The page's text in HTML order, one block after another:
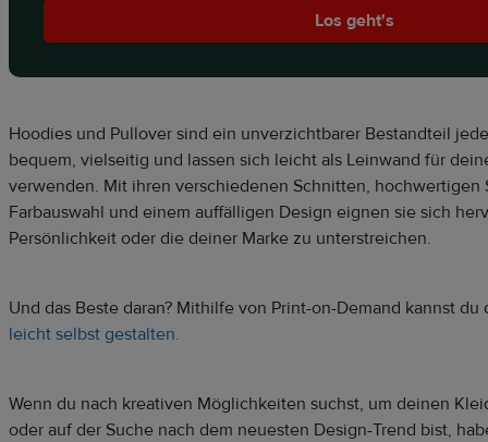
Los geht's
Hoodies und Pullover sind ein unverzichtbarer Bestandteil
bequem, vielseitig und lassen sich leicht als Leinwand für
verwenden. Mit ihren verschiedenen Schnitten, hochwertigen
Farbauswahl und einem auffälligen Design eignen sie sich
Persönlichkeit oder die deiner Marke zu unterstreichen.
Und das Beste daran? Mithilfe von Print-on-Demand kannst
leicht selbst gestalten.
Wenn du nach kreativen Möglichkeiten suchst, um deinen
oder auf der Suche nach dem neuesten Design-Trend bist,